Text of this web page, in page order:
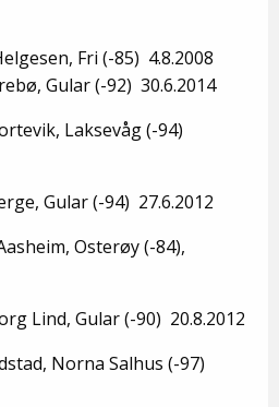
Fri (-85) 4.8.2008
Gular (-92) 30.6.2014
Laksevåg (-94)
Gular (-94) 27.6.2012
Osterøy (-84),
Lind, Gular (-90) 20.8.2012
Norna Salhus (-97)